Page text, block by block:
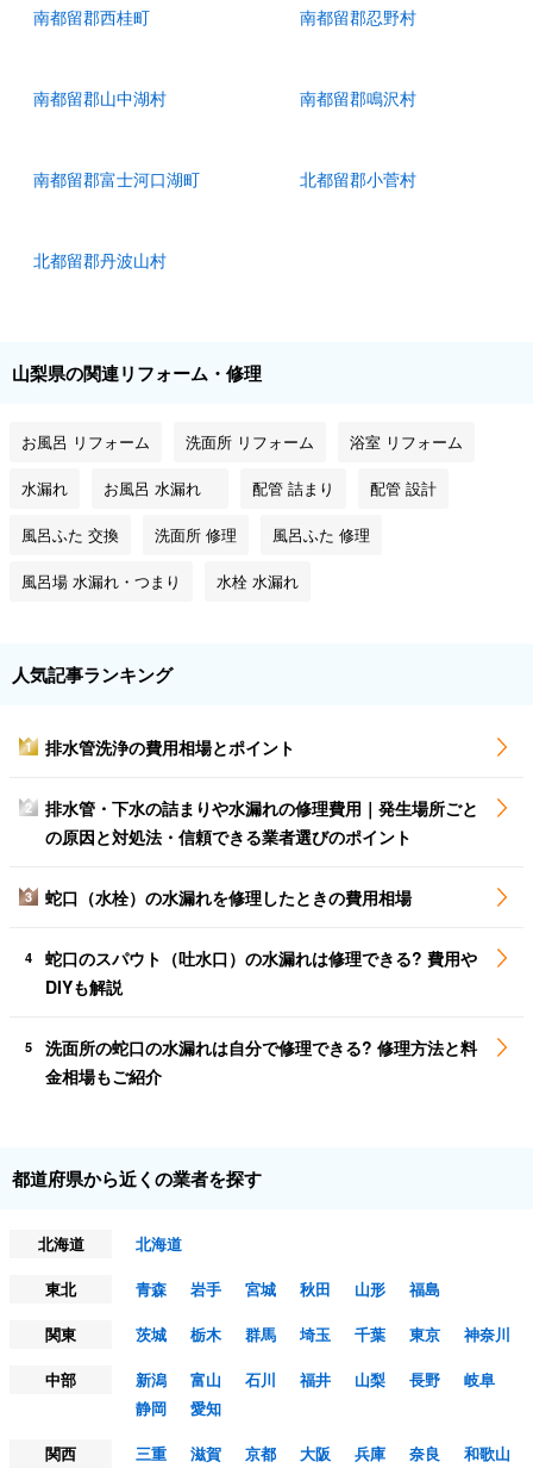
南都留郡西桂町 南都留郡忍野村
南都留郡山中湖村 南都留郡鳴沢村
南都留郡富士河口湖町 北都留郡小菅村
北都留郡丹波山村
山梨県の関連リフォーム・修理
お風呂 リフォーム 洗面所 リフォーム 浴室 リフォーム
水漏れ お風呂 水漏れ 配管 詰まり 配管 設計
風呂ふた 交換 洗面所 修理 風呂ふた 修理
風呂場 水漏れ・つまり 水栓 水漏れ
人気記事ランキング
1 排水管洗浄の費用相場とポイント
2
排水管・下水の詰まりや水漏れの修理費用｜発生場所ごと
の原因と対処法・信頼できる業者選びのポイント
3 蛇口（水栓）の水漏れを修理したときの費用相場
4
蛇口のスパウト（吐水口）の水漏れは修理できる? 費用や
DIYも解説
5
洗面所の蛇口の水漏れは自分で修理できる? 修理方法と料
金相場もご紹介
都道府県から近くの業者を探す
北海道
北海道
東北
青森 岩手 宮城 秋田 山形
福島
関東
茨城 栃木 群馬 埼玉 千葉 東京
神奈川
中部
新潟 富山 石川 福井 山梨 長野
岐阜
静岡
愛知
関西
三重 滋賀 京都 大阪 兵庫 奈良
和歌山